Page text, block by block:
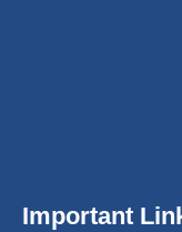
Important